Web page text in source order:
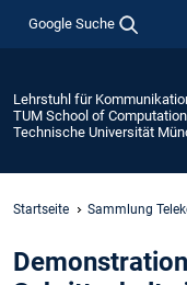
Google Suche
Lehrstuhl für
TUM School of
Technische Universität
Startseite Sammlung